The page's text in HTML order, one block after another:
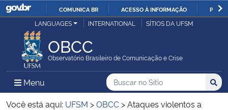
IR
COMUNICA BR ACESSO À INFORMAÇÃO
Ministério da Justiça e Segurança Pública
Ministério da Defesa
Ministério das Relações Exteriores
LANGUAGES INTERNATIONAL SÍTIOS DA UFSM
OBCC
Observatório Brasileiro de Comunicação e Crise
Menu Menu Principal do Sítio
Busca
Buscar no no Sítio
Busca:
Você está aqui: UFSM >OBCC >Ataques violentos a